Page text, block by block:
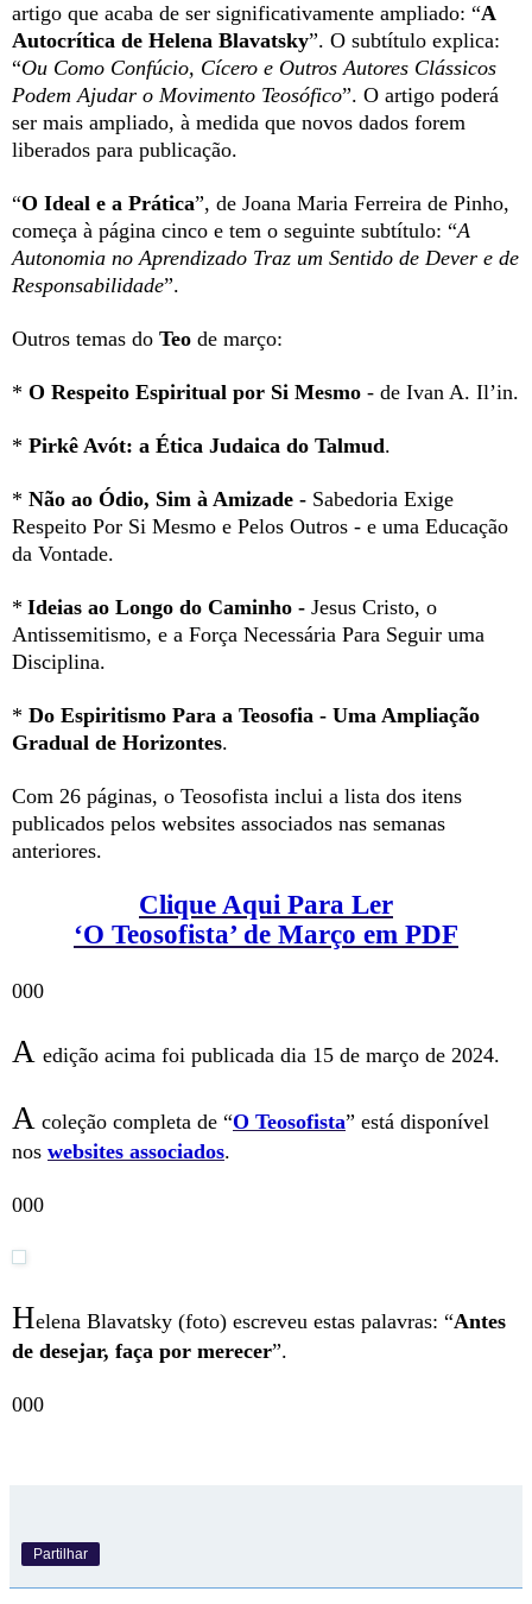
artigo que acaba de ser significativamente ampliado: “A
Autocrítica de Helena Blavatsky”. O subtítulo explica:
“Ou Como Confúcio, Cícero e Outros Autores Clássicos
Podem Ajudar o Movimento Teosófico”. O artigo poderá
ser mais ampliado, à medida que novos dados forem
liberados para publicação.
“O Ideal e a Prática”, de Joana Maria Ferreira de Pinho,
começa à página cinco e tem o seguinte subtítulo: “A
Autonomia no Aprendizado Traz um Sentido de Dever e de
Responsabilidade”.
Outros temas do Teo de março:
* O Respeito Espiritual por Si Mesmo - de Ivan A. Il’in.
* Pirkê Avót: a Ética Judaica do Talmud.
* Não ao Ódio, Sim à Amizade - Sabedoria Exige
Respeito Por Si Mesmo e Pelos Outros - e uma Educação
da Vontade.
* Ideias ao Longo do Caminho - Jesus Cristo, o
Antissemitismo, e a Força Necessária Para Seguir uma
Disciplina.
* Do Espiritismo Para a Teosofia - Uma Ampliação
Gradual de Horizontes.
Com 26 páginas, o Teosofista inclui a lista dos itens
publicados pelos websites associados nas semanas
anteriores.
Clique Aqui Para Ler
‘O Teosofista’ de Março em PDF
000
A edição acima foi publicada dia 15 de março de 2024.
A coleção completa de “O Teosofista” está disponível
nos websites associados.
000
Helena Blavatsky (foto) escreveu estas palavras: “Antes
de desejar, faça por merecer”.
000
Partilhar